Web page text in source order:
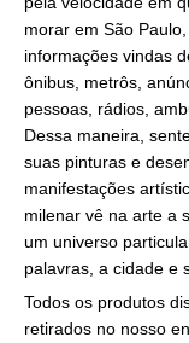
morar em São
informações vindas
ônibus, metrôs,
pessoas, rádios,
Dessa maneira,
suas pinturas e
manifestações
milenar vê na arte a
um universo
palavras, a cidade e
Todos os produtos
retirados no nosso